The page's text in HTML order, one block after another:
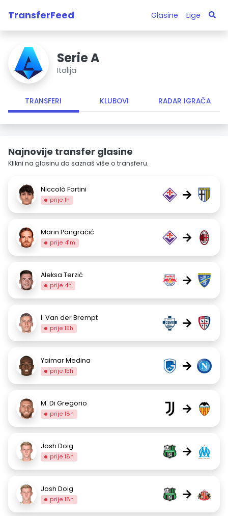
TransferFeed Glasine Lige
Serie A
Italija
TRANSFERI KLUBOVI RADAR IGRAČA
Najnovije transfer glasine
Klikni na glasinu da saznaš više o transferu.
Niccolò Fortini
prije 1h →
Marin Pongračić
prije 41m →
Aleksa Terzić
prije 4h →
I. Van der Brempt
prije 15h →
Yaimar Medina
prije 15h →
M. Di Gregorio
prije 18h →
Josh Doig
prije 18h →
Josh Doig
prije 18h →